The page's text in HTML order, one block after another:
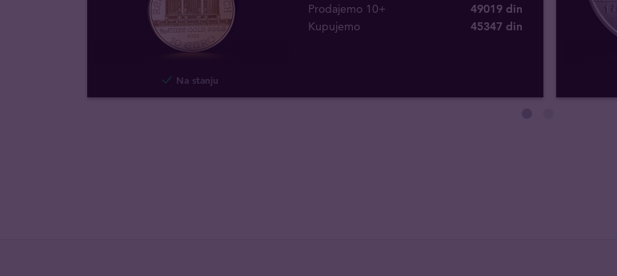
Na stanju
Prodajemo 10+
49019 din
Kupujemo
45347 din